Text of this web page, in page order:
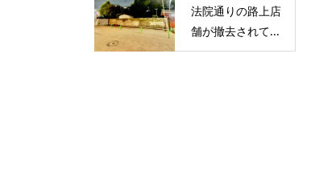
法院通りの路上店
舗が撤去されて...